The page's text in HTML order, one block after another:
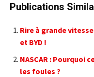
Publications
Rire à grande
et BYD !
NASCAR : Pourquoi
les foules ?